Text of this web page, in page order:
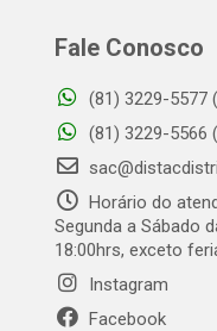
Fale Conosco
(81) 3229-5577
(81) 3229-5566
Horário do
Segunda a Sábado
18:00hrs, exceto
Instagram
Facebook